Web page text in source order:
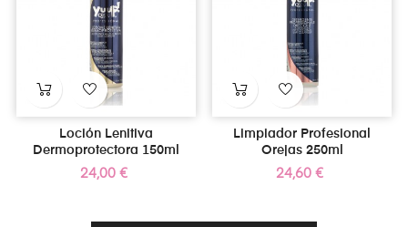
Loción Lenitiva
Dermoprotectora 150ml
Precio
24,00 €
Limpiador Profesional
Orejas 250ml
Precio
24,60 €